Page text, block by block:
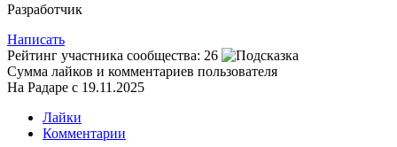
Разработчик
Написать
Рейтинг участника сообщества: 26
Сумма лайков и комментариев пользователя
На Радаре с 19.11.2025
Лайки
Комментарии